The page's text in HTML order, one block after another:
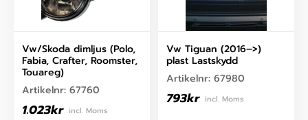
Vw/Skoda dimljus (Polo,
Fabia, Crafter, Roomster,
Touareg)
Artikelnr: 67760
1.023kr incl. Moms
Vw Tiguan (2016–>)
plast Lastskydd
Artikelnr: 67980
793kr incl. Moms